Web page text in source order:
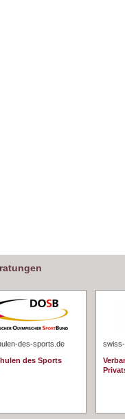
des-sports.de
des Sports